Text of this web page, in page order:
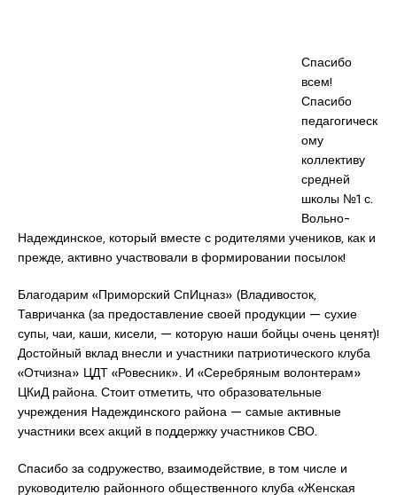
Спасибо
всем!
Спасибо
педагогическ
ому
коллективу
средней
школы №1 с.
Вольно-
Надеждинское, который вместе с родителями учеников, как и
прежде, активно участвовали в формировании посылок!
Благодарим «Приморский СпИцназ» (Владивосток,
Тавричанка (за предоставление своей продукции — сухие
супы, чаи, каши, кисели, — которую наши бойцы очень ценят)!
Достойный вклад внесли и участники патриотического клуба
«Отчизна» ЦДТ «Ровесник». И «Серебряным волонтерам»
ЦКиД района. Стоит отметить, что образовательные
учреждения Надеждинского района — самые активные
участники всех акций в поддержку участников СВО.
Спасибо за содружество, взаимодействие, в том числе и
руководителю районного общественного клуба «Женская